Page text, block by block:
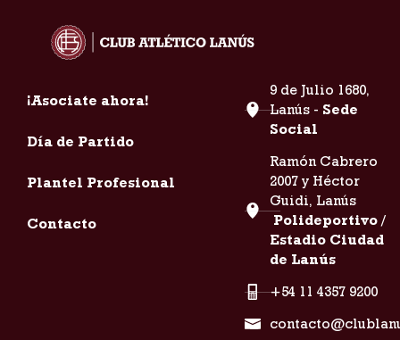
¡Asociate ahora!
Día de Partido
Plantel Profesional
Contacto
9 de Julio 1680,
Lanús - Sede
Social
Ramón Cabrero
2007 y Héctor
Guidi, Lanús
Polideportivo /
Estadio Ciudad
de Lanús
+54 11 4357 9200